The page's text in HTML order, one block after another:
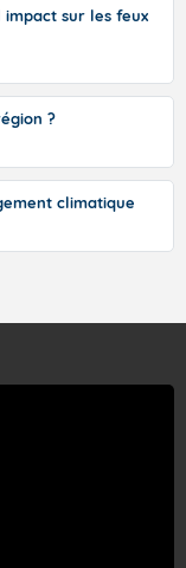
sur les feux
?
climatique